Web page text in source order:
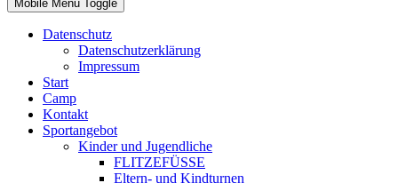
Mobile Menu Toggle
Datenschutz
Datenschutzerklärung
Impressum
Start
Camp
Kontakt
Sportangebot
Kinder und Jugendliche
FLITZEFÜSSE
Eltern- und Kindturnen